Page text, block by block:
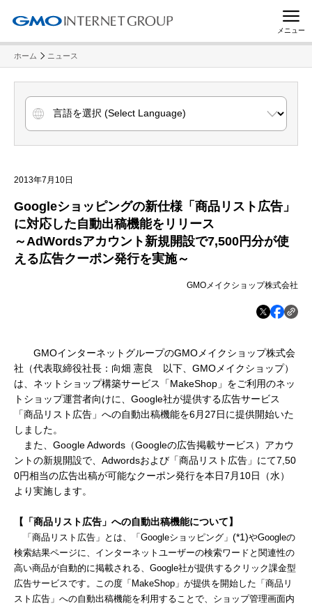
メニュー
ホーム ニュース
2013年7月10日
Googleショッピングの新仕様「商品リスト広告」
に対応した自動出稿機能をリリース
～AdWordsアカウント新規開設で7,500円分が使
える広告クーポン発行を実施～
GMOメイクショップ株式会社
GMOインターネットグループのGMOメイクショップ株式会
社（代表取締役社長：向畑 憲良 以下、GMOメイクショップ）
は、ネットショップ構築サービス「MakeShop」をご利用のネッ
トショップ運営者向けに、Google社が提供する広告サービス
「商品リスト広告」への自動出稿機能を6月27日に提供開始いた
しました。
また、Google Adwords（Googleの広告掲載サービス）アカウ
ントの新規開設で、Adwordsおよび「商品リスト広告」にて7,50
0円相当の広告出稿が可能なクーポン発行を本日7月10日（水）
より実施します。
【「商品リスト広告」への自動出稿機能について】
「商品リスト広告」とは、「Googleショッピング」 (*1)やGoogleの
検索結果ページに、インターネットユーザーの検索ワードと関連性の
高い商品が自動的に掲載される、Google社が提供するクリック課金型
広告サービスです。この度「MakeShop」が提供を開始した「商品リ
スト広告」への自動出稿機能を利用することで、ショップ管理画面内